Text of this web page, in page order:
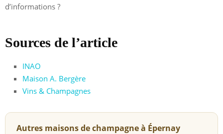
d’informations ?
Sources de l’article
INAO
Maison A. Bergère
Vins & Champagnes
Autres maisons de champagne à Épernay